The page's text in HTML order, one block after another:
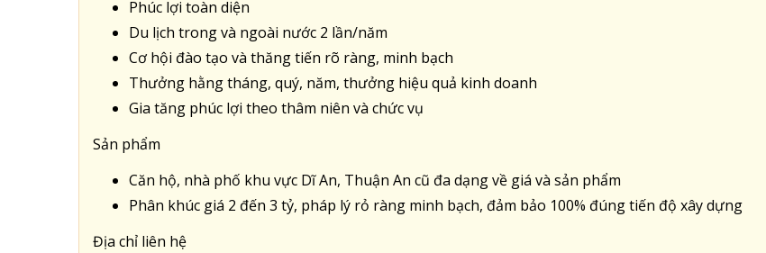
Phúc lợi toàn diện
Du lịch trong và ngoài nước 2 lần/năm
Cơ hội đào tạo và thăng tiến rõ ràng, minh bạch
Thưởng hằng tháng, quý, năm, thưởng hiệu quả kinh doanh
Gia tăng phúc lợi theo thâm niên và chức vụ
Sản phẩm
Căn hộ, nhà phố khu vực Dĩ An, Thuận An cũ đa dạng về giá và sản phẩm
Phân khúc giá 2 đến 3 tỷ, pháp lý rỏ ràng minh bạch, đảm bảo 100% đúng tiến độ xây dựng
Địa chỉ liên hệ